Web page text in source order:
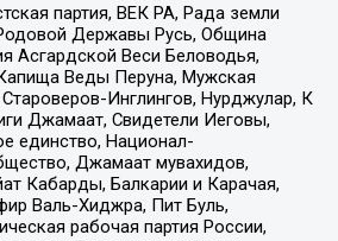
партия, ВЕК РА, Рада земли
Державы Русь, Община
Асгардской Веси Беловодья,
Веды Перуна, Мужская
Инглингов, Нурджулар, К
Джамаат, Свидетели Иеговы,
единство, Национал-
Джамаат мувахидов,
Кабарды, Балкарии и Карачая,
Валь-Хиджра, Пит Буль,
рабочая партия России,